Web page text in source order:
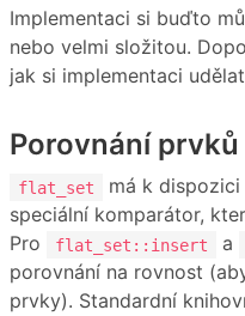
Implementaci si buďto
nebo velmi složitou.
jak si implementaci
Porovnání prvků
flat_set má k
speciální komparátor,
Pro
flat_set::insert a
porovnání na rovnost
prvky). Standardní